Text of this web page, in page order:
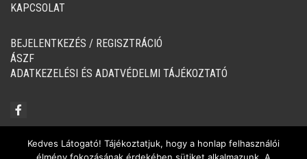
KAPCSOLAT
BEJELENTKEZÉS / REGISZTRÁCIÓ
ÁSZF
ADATKEZELÉSI ÉS ADATVÉDELMI TÁJÉKOZTATÓ
Kedves Látogató! Tájékoztatjuk, hogy a honlap felhasználói